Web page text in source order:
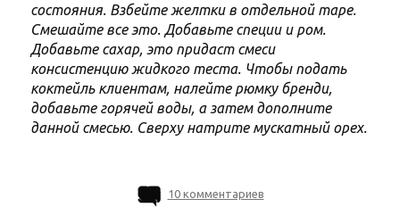
состояния. Взбейте желтки в отдельной таре.
Смешайте все это. Добавьте специи и ром.
Добавьте сахар, это придаст смеси
консистенцию жидкого теста. Чтобы подать
коктейль клиентам, налейте рюмку бренди,
добавьте горячей воды, а затем дополните
данной смесью. Сверху натрите мускатный орех.
10 комментариев